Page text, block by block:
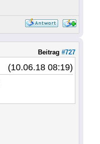
Beitrag #727
(10.06.18 08:19)